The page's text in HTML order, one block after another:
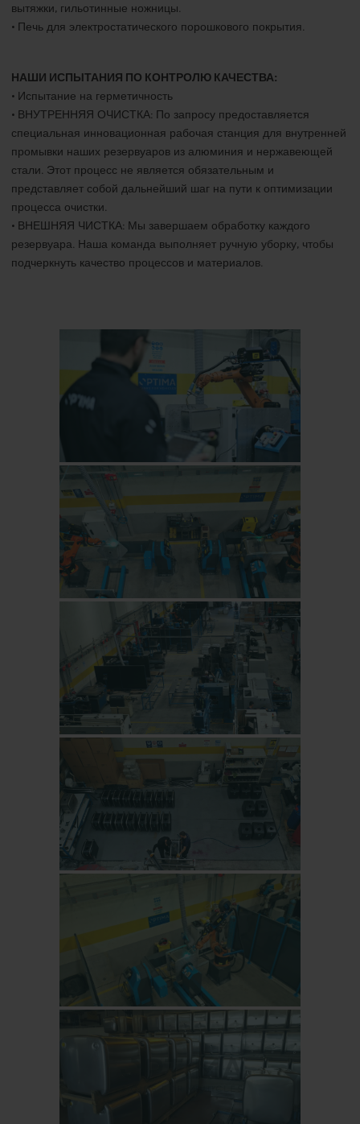
вытяжки, гильотинные ножницы.
• Печь для электростатического порошкового покрытия.
НАШИ ИСПЫТАНИЯ ПО КОНТРОЛЮ КАЧЕСТВА:
• Испытание на герметичность
• ВНУТРЕННЯЯ ОЧИСТКА: По запросу предоставляется
специальная инновационная рабочая станция для внутренней
промывки наших резервуаров из алюминия и нержавеющей
стали. Этот процесс не является обязательным и
представляет собой дальнейший шаг на пути к оптимизации
процесса очистки.
• ВНЕШНЯЯ ЧИСТКА: Мы завершаем обработку каждого
резервуара. Наша команда выполняет ручную уборку, чтобы
подчеркнуть качество процессов и материалов.